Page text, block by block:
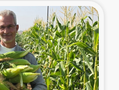
豪雨緊急支援
水被災者支援
者支援事業
帰還民の生活再建支援